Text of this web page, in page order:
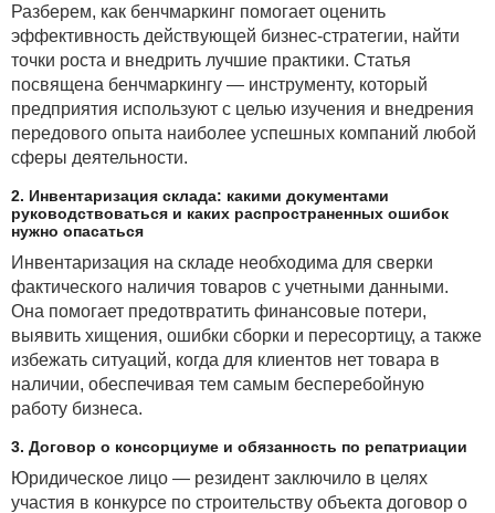
Разберем, как бенчмаркинг помогает оценить
эффективность действующей бизнес-стратегии, найти
точки роста и внедрить лучшие практики. Статья
посвящена бенчмаркингу — инструменту, который
предприятия используют с целью изучения и внедрения
передового опыта наиболее успешных компаний любой
сферы деятельности.
2. Инвентаризация склада: какими документами
руководствоваться и каких распространенных ошибок
нужно опасаться
Инвентаризация на складе необходима для сверки
фактического наличия товаров с учетными данными.
Она помогает предотвратить финансовые потери,
выявить хищения, ошибки сборки и пересортицу, а также
избежать ситуаций, когда для клиентов нет товара в
наличии, обеспечивая тем самым бесперебойную
работу бизнеса.
3. Договор о консорциуме и обязанность по репатриации
Юридическое лицо — резидент заключило в целях
участия в конкурсе по строительству объекта договор о